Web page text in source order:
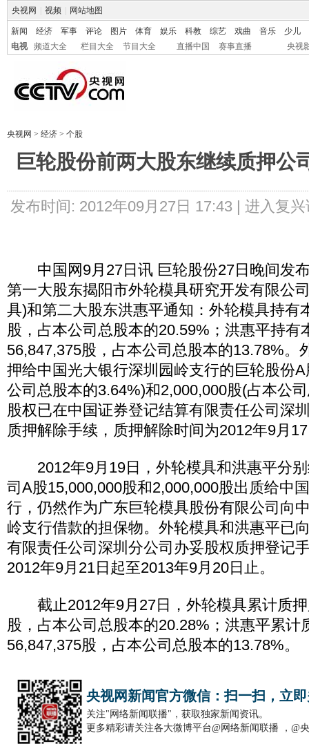
央视网 视频 网站地图
新闻 经济 军事 评论 图片 体育 娱乐 科教 综艺 戏曲 音乐
少儿
电视
频道大全 栏目大全 节目大全 直播中国 赛事直播 央视
央视网 > 经济 > 个股
巨轮股份前两大股东继续质押公
发布时间: 2012年09月27日 17:43 | 进入复兴
中国网9月27日讯 巨轮股份27日晚间发
第一大股东揭阳市外轮模具研究开发有限公
具)和第二大股东洪惠平通知：外轮模具持有
股，占本公司总股本的20.59%；洪惠平持有
56,847,375股，占本公司总股本的13.78%。
押给中国光大银行深圳园岭支行的巨轮股份
公司总股本的3.64%)和2,000,000股(占本公
股权已在中国证券登记结算有限责任公司深
质押解除手续，质押解除时间为2012年9月
2012年9月19日，外轮模具和洪惠平分别
司A股15,000,000股和2,000,000股出质给中
行，仍然作为广东巨轮模具股份有限公司向
岭支行借款的担保物。外轮模具和洪惠平已
有限责任公司深圳分公司办妥股权质押登记
2012年9月21日起至2013年9月20日止。
截止2012年9月27日，外轮模具累计质押
股，占本公司总股本的20.28%；洪惠平累计
56,847,375股，占本公司总股本的13.78%。
央视网新闻官方微信：扫一扫，立
关注"网络新闻联播"，获取独家新闻资讯。
更多精彩请关注各大微博平台@网络新闻联播 ，@